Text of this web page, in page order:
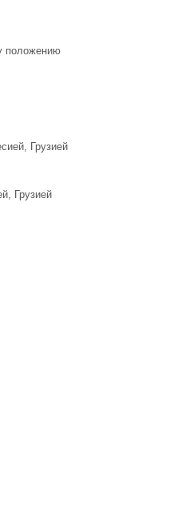
положению
Грузией
Грузией